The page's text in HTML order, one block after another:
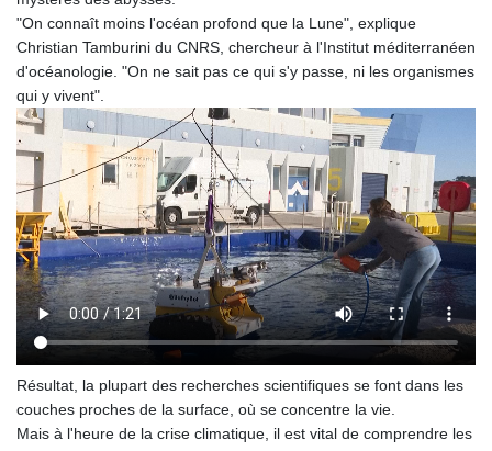
"On connaît moins l'océan profond que la Lune", explique
Christian Tamburini du CNRS, chercheur à l'Institut méditerranéen
d'océanologie. "On ne sait pas ce qui s'y passe, ni les organismes
qui y vivent".
Résultat, la plupart des recherches scientifiques se font dans les
couches proches de la surface, où se concentre la vie.
Mais à l'heure de la crise climatique, il est vital de comprendre les